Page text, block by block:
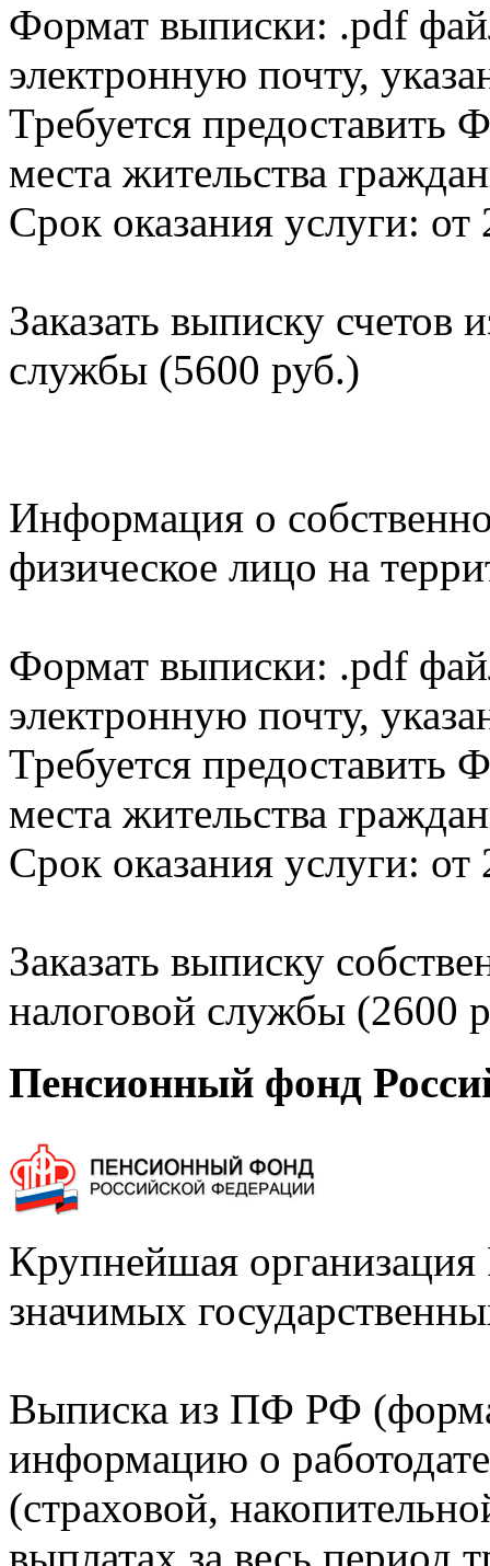
Формат выписки: .pdf
электронную почту,
Требуется
места жительства
Срок оказания услуги: от
Заказать выписку счетов
службы (5600 руб.)
Информация о
физическое лицо на
Формат выписки: .pdf
электронную почту,
Требуется
места жительства
Срок оказания услуги: от
Заказать выписку
налоговой службы (2600
Пенсионный фонд
Крупнейшая
значимых
Выписка из ПФ РФ
информацию о
(страховой,
выплатах за весь период